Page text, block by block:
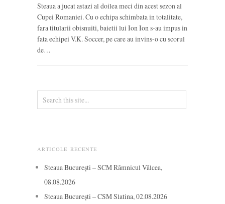
Steaua a jucat astazi al doilea meci din acest sezon al
Cupei Romaniei. Cu o echipa schimbata in totalitate,
fara titularii obisnuiti, baietii lui Ion Ion s-au impus in
fata echipei V.K. Soccer, pe care au invins-o cu scorul
de…
ARTICOLE RECENTE
Steaua București – SCM Râmnicul Vâlcea,
08.08.2026
Steaua București – CSM Slatina, 02.08.2026